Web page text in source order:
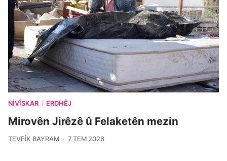
NIVÎSKAR / ERDHÊJ
Mirovên Jirêzê û Felaketên mezin
TEVFIK BAYRAM 7 TEM 2026